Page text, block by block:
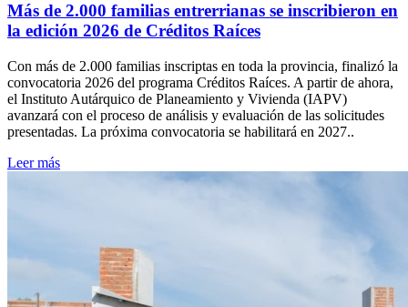
Más de 2.000 familias entrerrianas se inscribieron en
la edición 2026 de Créditos Raíces
Con más de 2.000 familias inscriptas en toda la provincia, finalizó la
convocatoria 2026 del programa Créditos Raíces. A partir de ahora,
el Instituto Autárquico de Planeamiento y Vivienda (IAPV)
avanzará con el proceso de análisis y evaluación de las solicitudes
presentadas. La próxima convocatoria se habilitará en 2027..
Leer más